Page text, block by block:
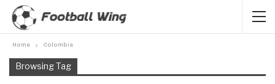
Home Colombia
Browsing Tag